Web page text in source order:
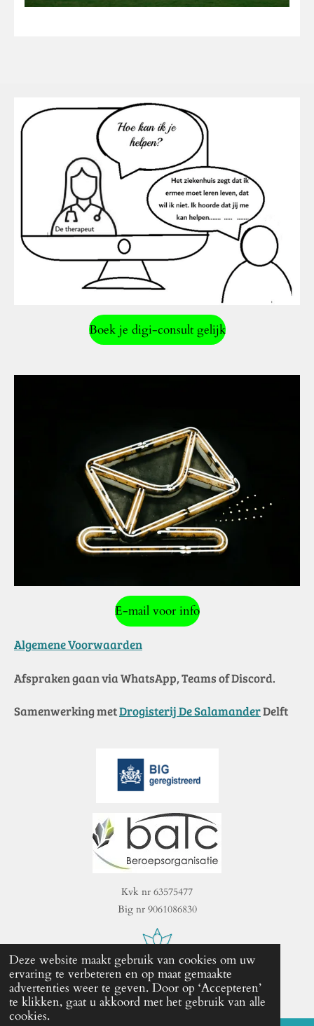
Deze website maakt gebruik van cookies om uw
ervaring te verbeteren en op maat gemaakte
advertenties weer te geven. Door op ‘Accepteren’
te klikken, gaat u akkoord met het gebruik van alle
cookies.
Boek je digi-consult gelijk
E-mail voor info
Algemene Voorwaarden
Afspraken gaan via WhatsApp, Teams of Discord.
Samenwerking metDrogisterij De SalamanderDelft
Kvk nr 63575477
Big nr 9061086830
2023 - 2025 De Heldere Maan I< ᛈ ⊵⊵⊵ᛈ ᛡᛠᚩᚾ ᚹ
Powered by JouwWeb